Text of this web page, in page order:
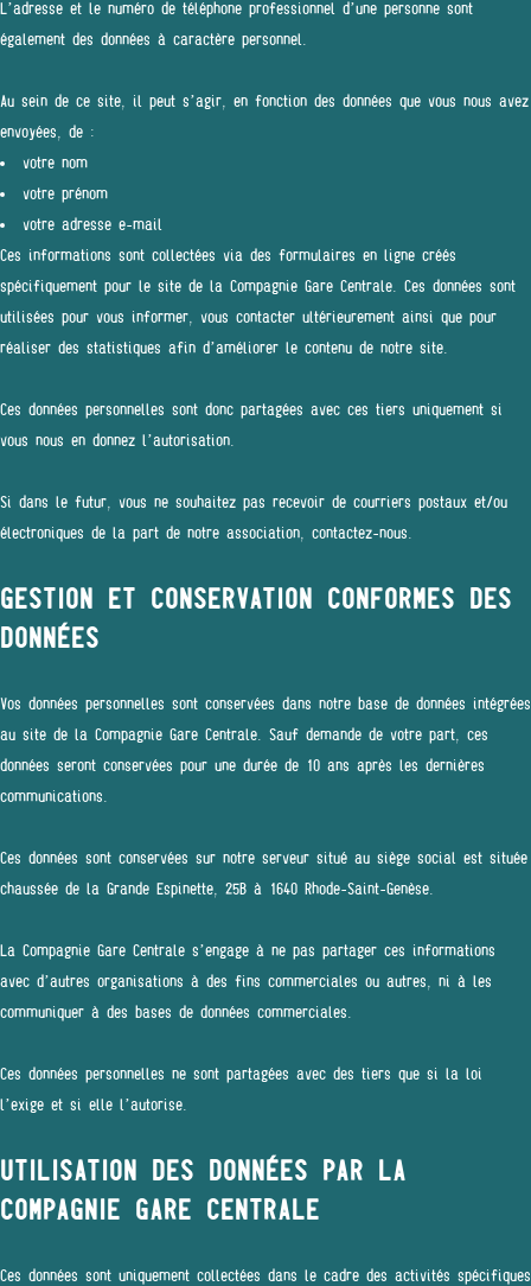
L’adresse et le numéro de téléphone professionnel d’une personne sont
également des données à caractère personnel.
Au sein de ce site, il peut s’agir, en fonction des données que vous nous avez
envoyées, de :
votre nom
votre prénom
votre adresse e-mail
Ces informations sont collectées via des formulaires en ligne créés
spécifiquement pour le site de la Compagnie Gare Centrale. Ces données sont
utilisées pour vous informer, vous contacter ultérieurement ainsi que pour
réaliser des statistiques afin d’améliorer le contenu de notre site.
Ces données personnelles sont donc partagées avec ces tiers uniquement si
vous nous en donnez l’autorisation.
Si dans le futur, vous ne souhaitez pas recevoir de courriers postaux et/ou
électroniques de la part de notre association, contactez-nous.
GESTION ET CONSERVATION CONFORMES DES
DONNÉES
Vos données personnelles sont conservées dans notre base de données intégrées
au site de la Compagnie Gare Centrale. Sauf demande de votre part, ces
données seront conservées pour une durée de 10 ans après les dernières
communications.
Ces données sont conservées sur notre serveur situé au siège social est située
chaussée de la Grande Espinette, 25B à 1640 Rhode-Saint-Genèse.
La Compagnie Gare Centrale s’engage à ne pas partager ces informations
avec d’autres organisations à des fins commerciales ou autres, ni à les
communiquer à des bases de données commerciales.
Ces données personnelles ne sont partagées avec des tiers que si la loi
l’exige et si elle l’autorise.
UTILISATION DES DONNÉES PAR LA
COMPAGNIE GARE CENTRALE
Ces données sont uniquement collectées dans le cadre des activités spécifiques